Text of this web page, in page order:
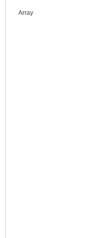
Array